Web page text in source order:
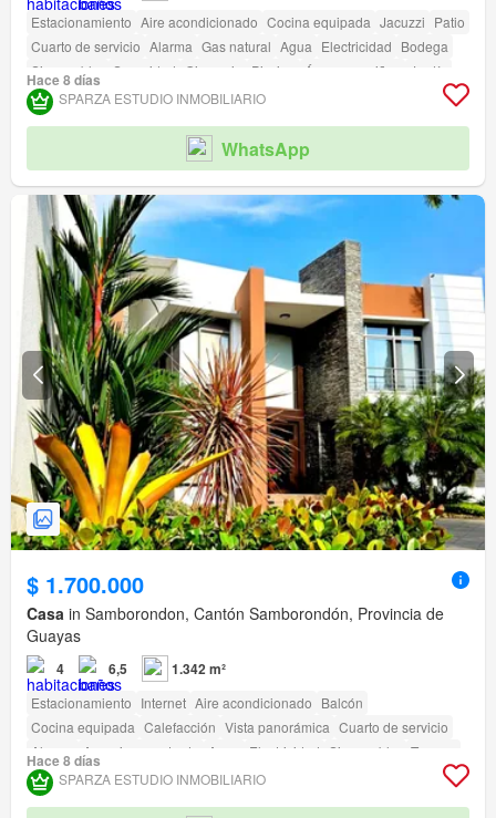
Estacionamiento Aire acondicionado Cocina equipada Jacuzzi Patio
Cuarto de servicio Alarma Gas natural Agua Electricidad Bodega
Sin amoblar
Seguridad Gimnasio Piscina Área para niños
Jardín
Parrilla Garita de guardianía Acceso para personas con discapacidad
Cancha de tenis
Hace 8 días
SPARZA ESTUDIO INMOBILIARIO
WhatsApp
$ 1.700.000
Casa in Samborondon, Cantón Samborondón, Provincia de
Guayas
4 6,5 1.342 m²
Estacionamiento Internet Aire acondicionado Balcón
Cocina equipada Calefacción Vista panorámica Cuarto de servicio
Alarma
Armario empotrado Agua Electricidad Sin amoblar
Terraza
Seguridad
Hace 8 días
SPARZA ESTUDIO INMOBILIARIO